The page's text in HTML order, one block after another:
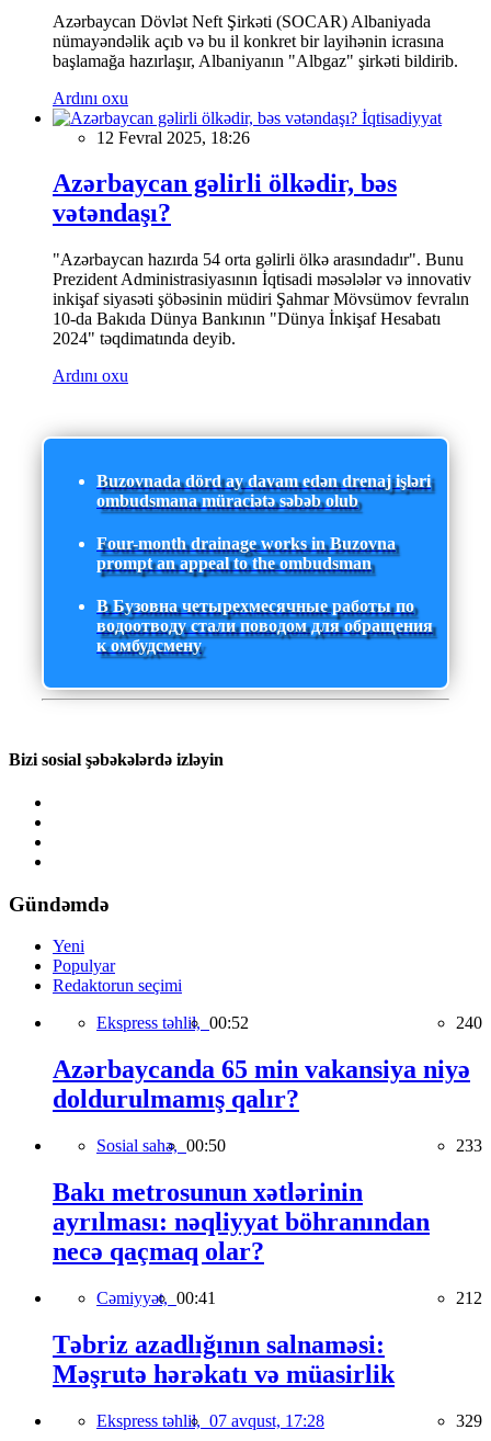
Azərbaycan Dövlət Neft Şirkəti (SOCAR) Albaniyada
nümayəndəlik açıb və bu il konkret bir layihənin icrasına
başlamağa hazırlaşır, Albaniyanın "Albgaz" şirkəti bildirib.
Ardını oxu
İqtisadiyyat
12 Fevral 2025, 18:26
Azərbaycan gəlirli ölkədir, bəs
vətəndaşı?
"Azərbaycan hazırda 54 orta gəlirli ölkə arasındadır". Bunu
Prezident Administrasiyasının İqtisadi məsələlər və innovativ
inkişaf siyasəti şöbəsinin müdiri Şahmar Mövsümov fevralın
10-da Bakıda Dünya Bankının "Dünya İnkişaf Hesabatı
2024" təqdimatında deyib.
Ardını oxu
Buzovnada dörd ay davam edən drenaj işləri
ombudsmana müraciətə səbəb olub
Four-month drainage works in Buzovna
prompt an appeal to the ombudsman
В Бузовна четырехмесячные работы по
водоотводу стали поводом для обращения
к омбудсмену
Bizi sosial şəbəkələrdə izləyin
Gündəmdə
Yeni
Populyar
Redaktorun seçimi
Ekspress təhlil, 00:52 240
Azərbaycanda 65 min vakansiya niyə
doldurulmamış qalır?
Sosial sahə, 00:50 233
Bakı metrosunun xətlərinin
ayrılması: nəqliyyat böhranından
necə qaçmaq olar?
Cəmiyyət, 00:41 212
Təbriz azadlığının salnaməsi:
Məşrutə hərəkatı və müasirlik
Ekspress təhlil, 07 avqust, 17:28 329